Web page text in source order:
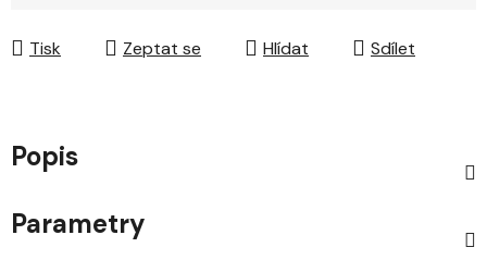
Tisk Zeptat se Hlídat Sdílet
Popis
Parametry